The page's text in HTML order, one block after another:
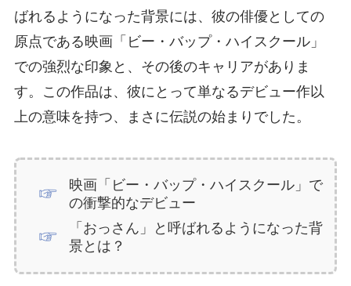
ばれるようになった背景には、彼の俳優としての
原点である映画「ビー・バップ・ハイスクール」
での強烈な印象と、その後のキャリアがありま
す。この作品は、彼にとって単なるデビュー作以
上の意味を持つ、まさに伝説の始まりでした。
映画「ビー・バップ・ハイスクール」で
の衝撃的なデビュー
「おっさん」と呼ばれるようになった背
景とは？